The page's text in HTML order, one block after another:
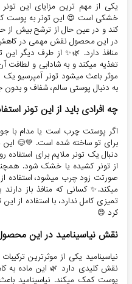
یکی از مهم ترین مزایای این
خشکی است 😍 این تونر به پوست
کند و در عین حال از ترشح بیش از
در این محصول نقش مهمی در
منافذ دارد. 🌿✨ از طرف دیگر
تغذیه میکند و به شادابی و
موثر باعث میشود تونر آمپرسیو یک
به دنبال پوستی سالم، شفاف و
چه افرادی باید از این تونر
اگر پوستت چرب است یا مدام با
برای تو ساخته شده است. 💚😊
دنبال یک تونر ملایم برای
صورتت زود چرب میشود، استفاده
میکند.✨ کسانی که منافذ باز
تمیزی کامل ندارد، با استفاده از
کرد 😍
نقش نیاسینامید در این
نیاسینامید یکی از موثرترین
نقش کلیدی دارد 🌿 این ماده به
پوست کمک میکند. نیاسینامید